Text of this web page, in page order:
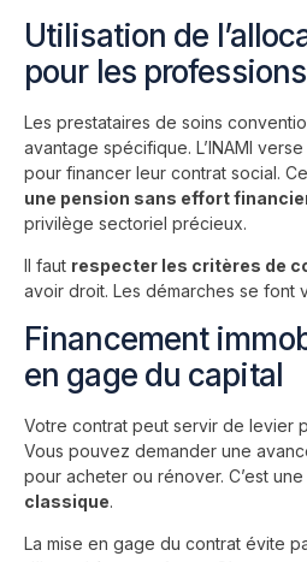
Utilisation de
pour les
Les prestataires de soins
avantage spécifique. L’INAMI
pour financer leur contrat social.
une pension sans effort
privilège sectoriel précieux.
Il faut respecter les critères de
avoir droit. Les démarches se font
Financement
en gage du capital
Votre contrat peut servir de levier
Vous pouvez demander une
pour acheter ou rénover. C’est une
classique.
La mise en gage du contrat évite